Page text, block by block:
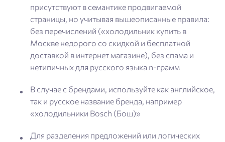
присутствуют в семантике продвигаемой
страницы, но учитывая вышеописанные правила:
без перечислений («холодильник купить в
Москве недорого со скидкой и бесплатной
доставкой в интернет магазине), без спама и
нетипичных для русского языка n-грамм
В случае с брендами, используйте как английское,
так и русское название бренда, например
«холодильники Bosch (Бош)»
Для разделения предложений или логических